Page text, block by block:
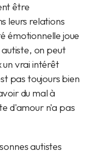
être
leurs relations
émotionnelle joue
autiste, on peut
un vrai intérêt
pas toujours bien
du mal à
d'amour n'a pas
autistes